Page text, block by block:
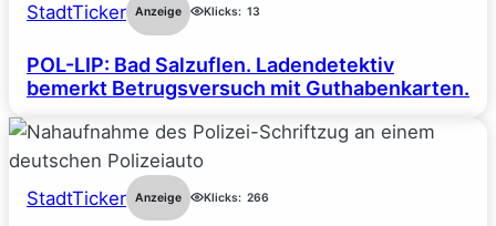
StadtTicker Anzeige Klicks: 13
POL-LIP: Bad Salzuflen. Ladendetektiv
bemerkt Betrugsversuch mit Guthabenkarten.
StadtTicker Anzeige Klicks: 266